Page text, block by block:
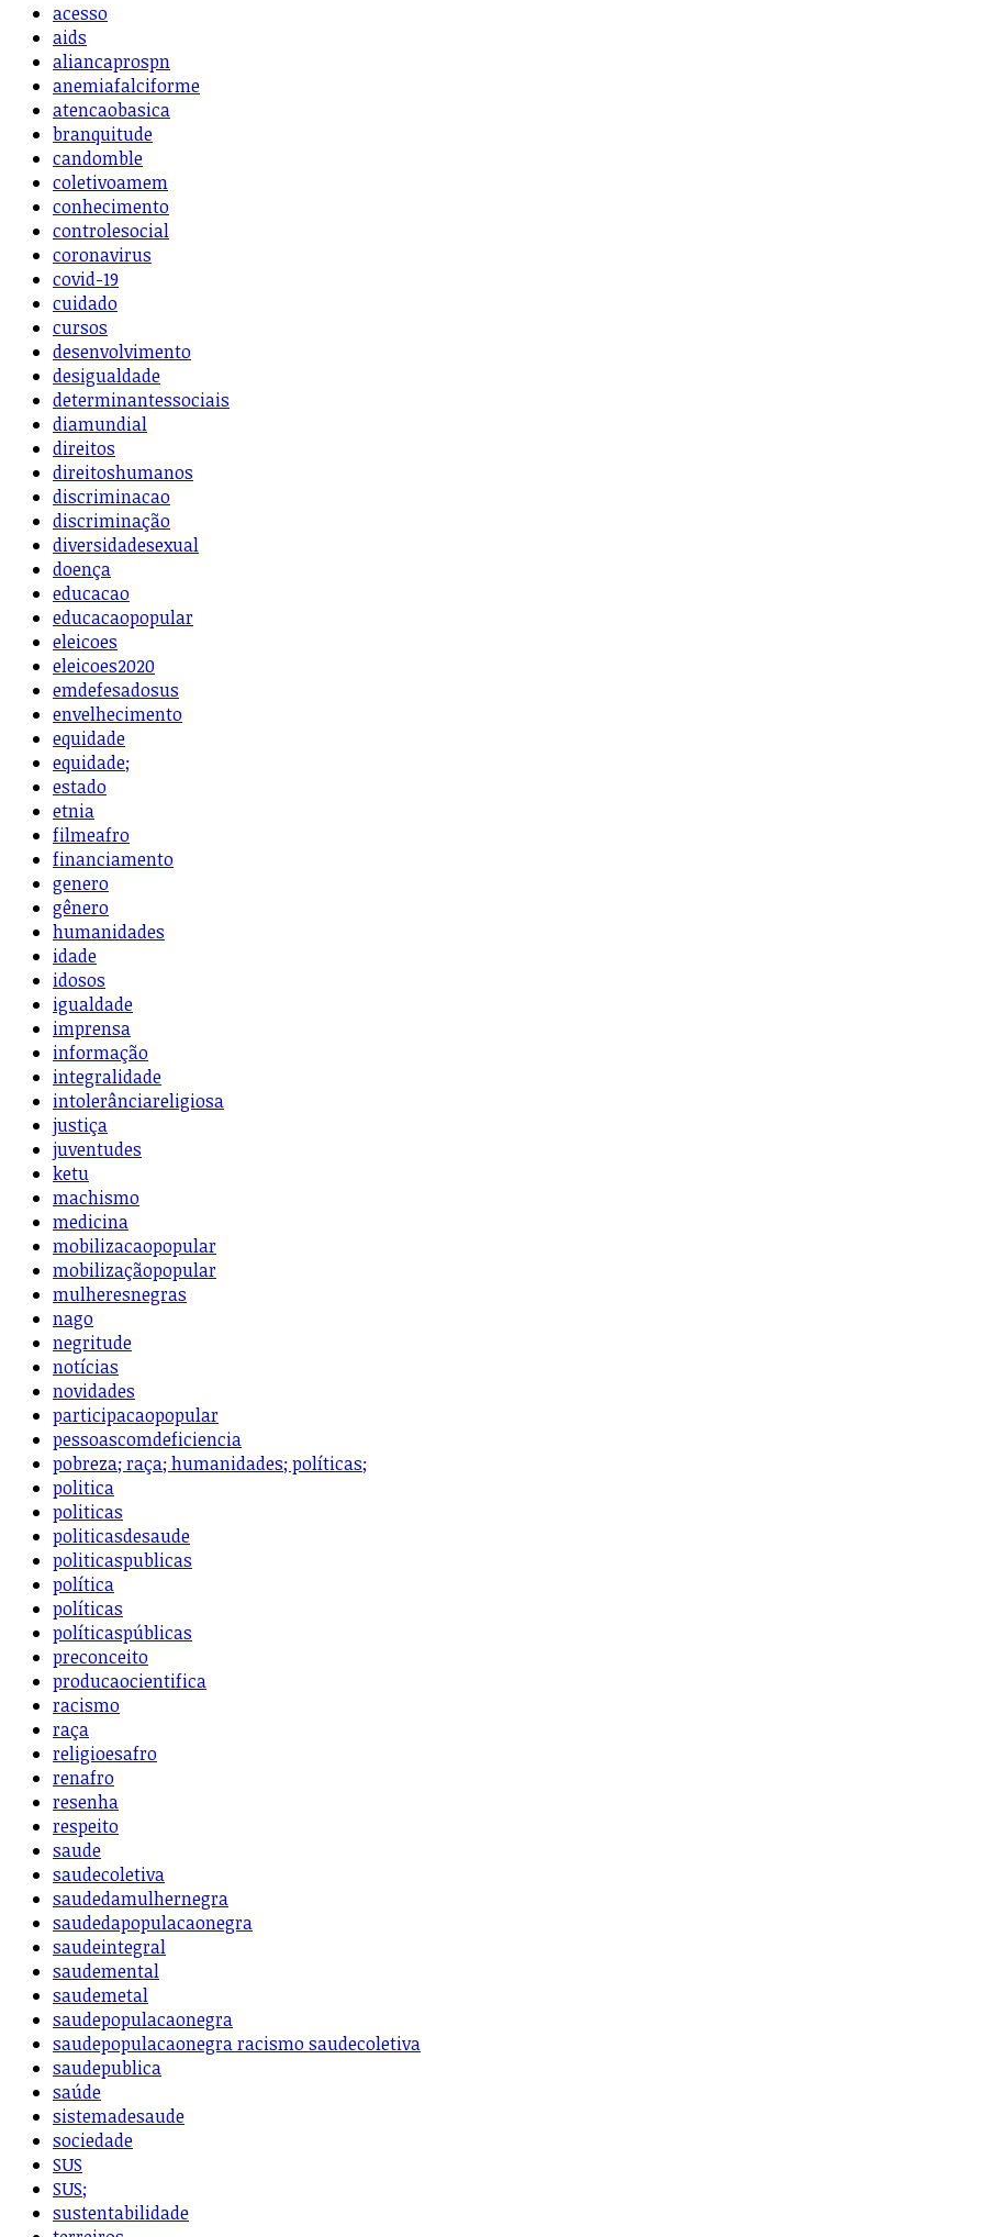
acesso
aids
aliancaprospn
anemiafalciforme
atencaobasica
branquitude
candomble
coletivoamem
conhecimento
controlesocial
coronavirus
covid-19
cuidado
cursos
desenvolvimento
desigualdade
determinantessociais
diamundial
direitos
direitoshumanos
discriminacao
discriminação
diversidadesexual
doença
educacao
educacaopopular
eleicoes
eleicoes2020
emdefesadosus
envelhecimento
equidade
equidade;
estado
etnia
filmeafro
financiamento
genero
gênero
humanidades
idade
idosos
igualdade
imprensa
informação
integralidade
intolerânciareligiosa
justiça
juventudes
ketu
machismo
medicina
mobilizacaopopular
mobilizaçãopopular
mulheresnegras
nago
negritude
notícias
novidades
participacaopopular
pessoascomdeficiencia
pobreza; raça; humanidades; políticas;
politica
politicas
politicasdesaude
politicaspublicas
política
políticas
políticaspúblicas
preconceito
producaocientifica
racismo
raça
religioesafro
renafro
resenha
respeito
saude
saudecoletiva
saudedamulhernegra
saudedapopulacaonegra
saudeintegral
saudemental
saudemetal
saudepopulacaonegra
saudepopulacaonegra racismo saudecoletiva
saudepublica
saúde
sistemadesaude
sociedade
SUS
SUS;
sustentabilidade